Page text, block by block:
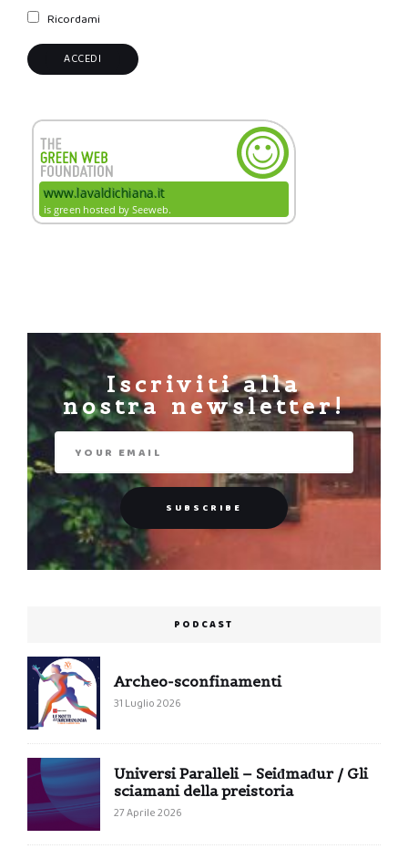
Ricordami
Iscriviti alla
nostra newsletter!
PODCAST
Archeo-sconfinamenti
31 Luglio 2026
Universi Paralleli – Seiđmađur / Gli
sciamani della preistoria
27 Aprile 2026